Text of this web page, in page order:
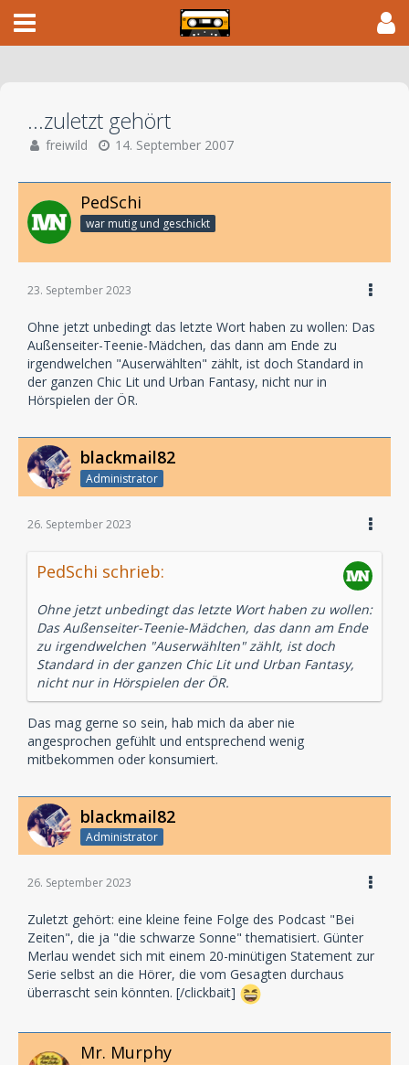
...zuletzt gehört
freiwild 14. September 2007
PedSchi
war mutig und geschickt
23. September 2023
Ohne jetzt unbedingt das letzte Wort haben zu wollen: Das
Außenseiter-Teenie-Mädchen, das dann am Ende zu
irgendwelchen "Auserwählten" zählt, ist doch Standard in
der ganzen Chic Lit und Urban Fantasy, nicht nur in
Hörspielen der ÖR.
blackmail82
Administrator
26. September 2023
PedSchi schrieb:
Ohne jetzt unbedingt das letzte Wort haben zu wollen:
Das Außenseiter-Teenie-Mädchen, das dann am Ende
zu irgendwelchen "Auserwählten" zählt, ist doch
Standard in der ganzen Chic Lit und Urban Fantasy,
nicht nur in Hörspielen der ÖR.
Das mag gerne so sein, hab mich da aber nie
angesprochen gefühlt und entsprechend wenig
mitbekommen oder konsumiert.
blackmail82
Administrator
26. September 2023
Zuletzt gehört: eine kleine feine Folge des Podcast "Bei
Zeiten", die ja "die schwarze Sonne" thematisiert. Günter
Merlau wendet sich mit einem 20-minütigen Statement zur
Serie selbst an die Hörer, die vom Gesagten durchaus
überrascht sein könnten. [/clickbait]
Mr. Murphy